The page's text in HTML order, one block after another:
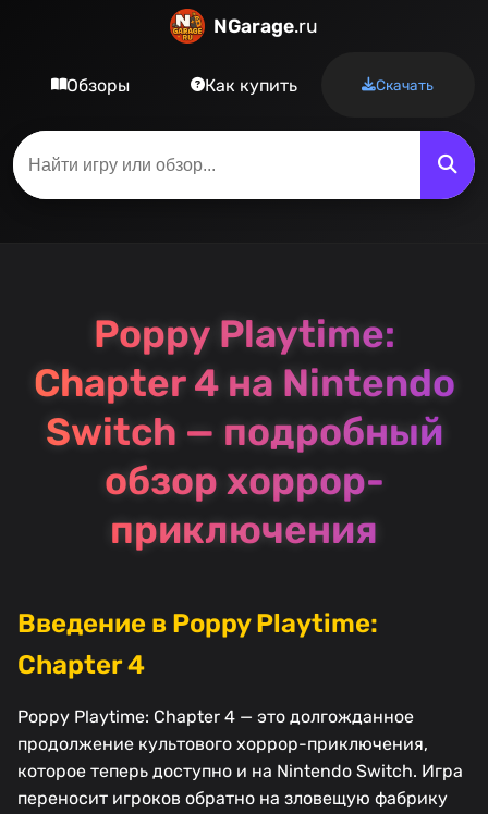
NGarage.ru
Обзоры Как купить Скачать
Poppy Playtime:
Chapter 4 на Nintendo
Switch — подробный
обзор хоррор-
приключения
Введение в Poppy Playtime:
Chapter 4
Poppy Playtime: Chapter 4 — это долгожданное
продолжение культового хоррор-приключения,
которое теперь доступно и на Nintendo Switch. Игра
переносит игроков обратно на зловещую фабрику